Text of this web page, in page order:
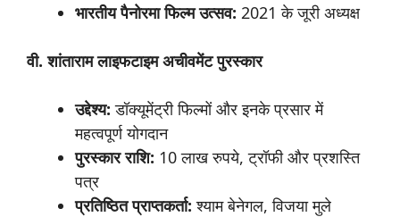
भारतीयपैनोरमाफिल्मउत्सव: 2021 के जूरी अध्यक्ष
वी.शांतारामलाइफटाइमअचीवमेंटपुरस्कार
उद्देश्य: डॉक्यूमेंट्री फिल्मों और इनके प्रसार में
महत्वपूर्ण योगदान
पुरस्कारराशि: 10 लाख रुपये, ट्रॉफी और प्रशस्ति
पत्र
प्रतिष्ठितप्राप्तकर्ता: श्याम बेनेगल, विजया मुले